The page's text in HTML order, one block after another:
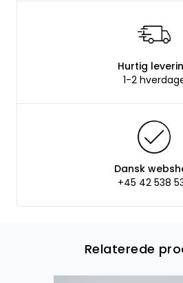
Hurtig
1-2
Dansk
+45 42 538
Relaterede